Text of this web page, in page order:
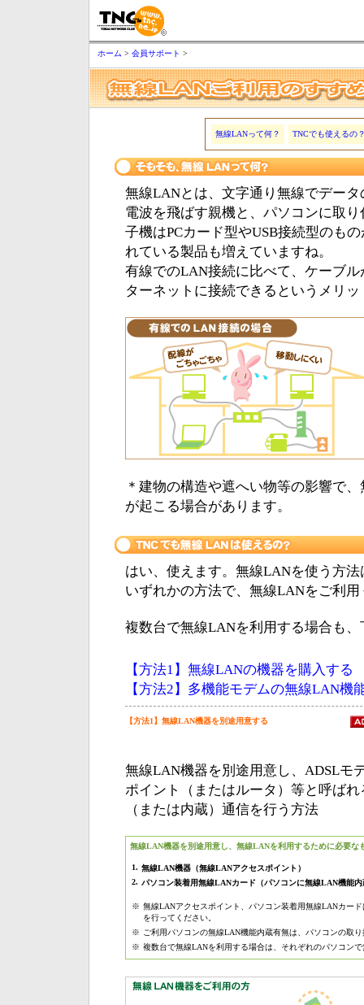
ホーム > 会員サポート >
無線LANって何？ TNCでも使えるの
無線LANとは、文字通り無線でデー
電波を飛ばす親機と、パソコンに取
子機はPCカード型やUSB接続型のも
れている製品も増えていますね。
有線でのLAN接続に比べて、ケーブ
ターネットに接続できるというメリ
＊建物の構造や遮へい物等の影響で
が起こる場合があります。
はい、使えます。無線LANを使う方
いずれかの方法で、無線LANをご利
複数台で無線LANを利用する場合も
【方法1】無線LANの機器を購入する
【方法2】多機能モデムの無線LAN
【方法1】無線LAN機器を別途用意する
無線LAN機器を別途用意し、ADSLモ
ポイント（またはルータ）等と呼ば
（または内蔵）通信を行う方法
無線LAN機器を別途用意し、無線LANを利用するために必要な
1. 無線LAN機器（無線LANアクセスポイント）
2. パソコン装着用無線LANカード（パソコンに無線LAN機能
※ 無線LANアクセスポイント、パソコン装着用無線LANカー
を行ってください。
※
ご利用パソコンの無線LAN機能内蔵有無は、パソコンの取
※ 複数台で無線LANを利用する場合は、それぞれのパソコン